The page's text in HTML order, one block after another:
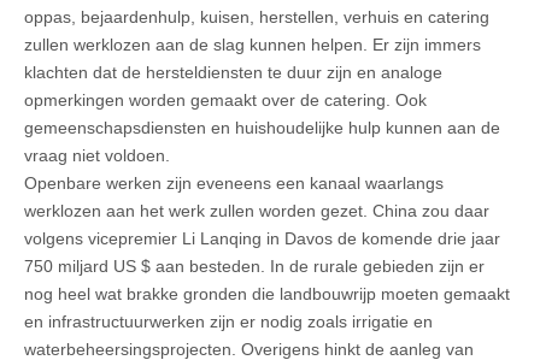
oppas, bejaardenhulp, kuisen, herstellen, verhuis en catering
zullen werklozen aan de slag kunnen helpen. Er zijn immers
klachten dat de hersteldiensten te duur zijn en analoge
opmerkingen worden gemaakt over de catering. Ook
gemeenschapsdiensten en huishoudelijke hulp kunnen aan de
vraag niet voldoen.
Openbare werken zijn eveneens een kanaal waarlangs
werklozen aan het werk zullen worden gezet. China zou daar
volgens vicepremier Li Lanqing in Davos de komende drie jaar
750 miljard US $ aan besteden. In de rurale gebieden zijn er
nog heel wat brakke gronden die landbouwrijp moeten gemaakt
en infrastructuurwerken zijn er nodig zoals irrigatie en
waterbeheersingsprojecten. Overigens hinkt de aanleg van